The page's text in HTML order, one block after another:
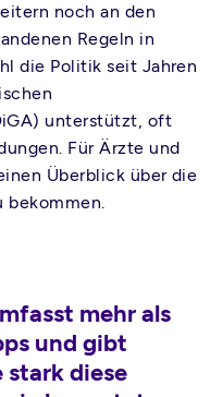
noch an den
Regeln in
die Politik seit Jahren
unterstützt, oft
Für Ärzte und
Überblick über die
bekommen.
mehr als
und gibt
diese